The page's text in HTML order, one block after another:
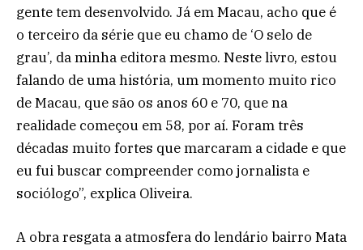
gente tem desenvolvido. Já em Macau, acho que é
o terceiro da série que eu chamo de ‘O selo de
grau’, da minha editora mesmo. Neste livro, estou
falando de uma história, um momento muito rico
de Macau, que são os anos 60 e 70, que na
realidade começou em 58, por aí. Foram três
décadas muito fortes que marcaram a cidade e que
eu fui buscar compreender como jornalista e
sociólogo”, explica Oliveira.
A obra resgata a atmosfera do lendário bairro Mata